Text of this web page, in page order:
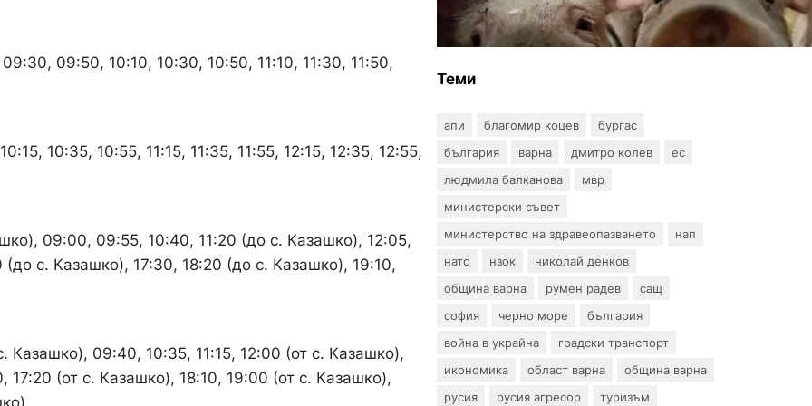
09:50, 10:10, 10:30, 10:50, 11:10, 11:30, 11:50,
10:35, 10:55, 11:15, 11:35, 11:55, 12:15, 12:35, 12:55,
09:00, 09:55, 10:40, 11:20 (до с. Казашко), 12:05,
с. Казашко), 17:30, 18:20 (до с. Казашко), 19:10,
09:40, 10:35, 11:15, 12:00 (от с. Казашко),
(от с. Казашко), 18:10, 19:00 (от с. Казашко),
на африканска чума по
свинете в стопанство край
Варна
Теми
апи благомир коцев
бургас
българия
варна дмитро колев
ес
людмила балканова
мвр
министерски съвет
министерство на здравеопазването
нап
нато
нзок
николай денков
община варна
румен радев
сащ
софия
черно море
българия
война в украйна
градски транспорт
икономика
област варна
община варна
русия
русия агресор туризъм